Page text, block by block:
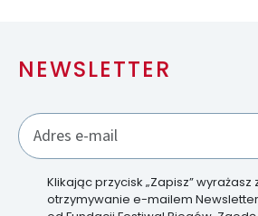
NEWSLETTER
Klikając przycisk „Zapisz” wyrażasz
otrzymywanie e-mailem